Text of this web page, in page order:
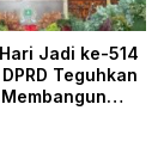
Jadi ke-514
Teguhkan